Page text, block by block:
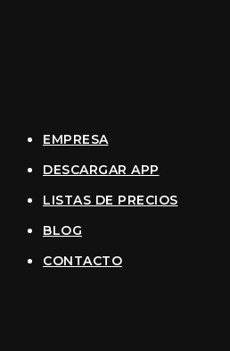
EMPRESA
DESCARGAR APP
LISTAS DE PRECIOS
BLOG
CONTACTO